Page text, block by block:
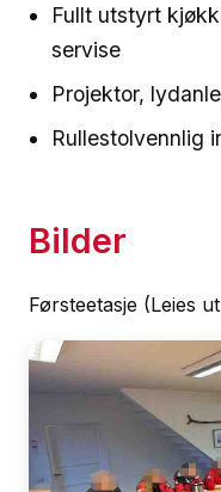
Fullt utstyrt
servise
Projektor,
Rullestolvennlig
Bilder
Førsteetasje (Leies